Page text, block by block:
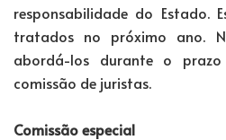
responsabilidade do Estado.
tratados no próximo ano.
abordá-los durante o
comissão de juristas.
Comissão especial